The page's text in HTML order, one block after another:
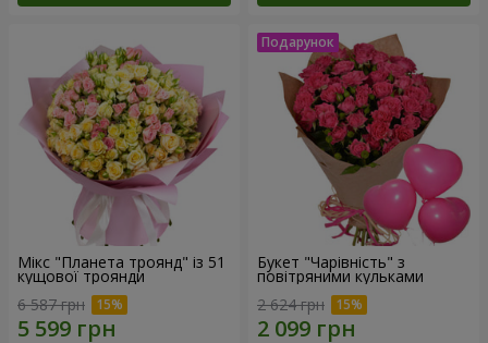
Мікс "Планета троянд" із 51
кущової троянди
6 587 грн
Букет "Чарівність" з
повітряними кульками
2 624 грн